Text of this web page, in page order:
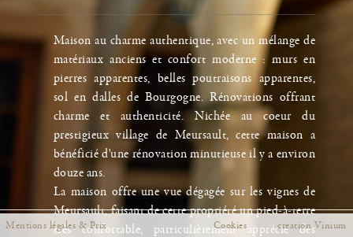
Maison au charme authentique, avec un mélange de
matériaux anciens et confort moderne : murs en
pierres apparentes, belles poutraisons apparentes,
sol en dalles de Bourgogne. Rénovations offrant
charme et authenticité. Nichée au coeur du
prestigieux village de Meursault, cette maison a
bénéficié d'une rénovation minutieuse il y a environ
douze ans.
La maison offre une vue dégagée sur les vignes de
Meursault, faisant de cette propriété un pied-à-terre
très confortable, particulièrement apprécié des
Mentions légales & Prix Cookies creation Vinium